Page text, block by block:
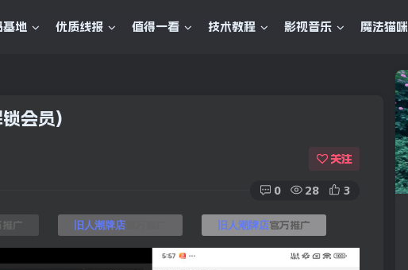
基地 优质线报 值得一看 技术教程 影视音乐 魔法猫咪
会员)
关注
0 28 3
广 旧人潮牌店官方推广 旧人潮牌店官方推广